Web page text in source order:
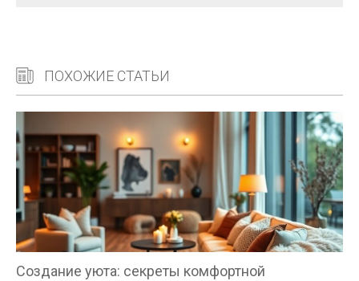
ПОХОЖИЕ СТАТЬИ
Создание уюта: секреты комфортной